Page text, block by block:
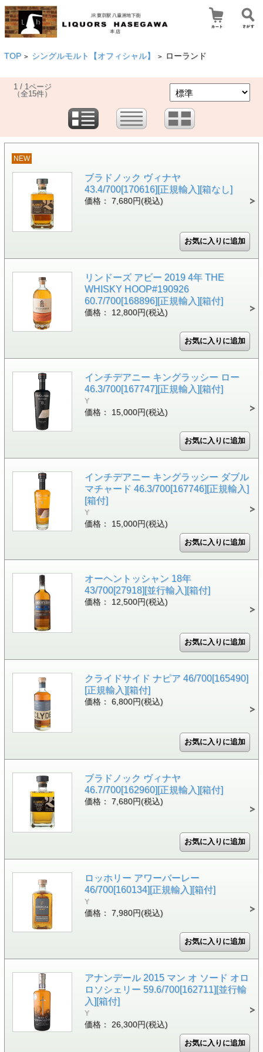
TOP > シングルモルト【オフィシャル】 > ローランド
1 / 1ページ
（全15件）
NEW
ブラドノック ヴィナヤ
43.4/700[170616][正規輸入][箱なし]
価格： 7,680円(税込)
リンドーズ アビー 2019 4年 THE
WHISKY HOOP#190926
60.7/700[168896][正規輸入][箱付]
価格： 12,800円(税込)
インチデアニー キングラッシー ロー
46.3/700[167747][正規輸入][箱付]
Y
価格： 15,000円(税込)
インチデアニー キングラッシー ダブル
マチャード 46.3/700[167746][正規輸入]
[箱付]
Y
価格： 15,000円(税込)
オーヘントッシャン 18年
43/700[27918][並行輸入][箱付]
価格： 12,500円(税込)
クライドサイド ナピア 46/700[165490]
[正規輸入][箱付]
価格： 6,800円(税込)
ブラドノック ヴィナヤ
46.7/700[162960][正規輸入][箱付]
価格： 7,680円(税込)
ロッホリー アワーバーレー
46/700[160134][正規輸入][箱付]
Y
価格： 7,980円(税込)
アナンデール 2015 マン オ ソード オロ
ロソシェリー 59.6/700[162711][並行輸
入][箱付]
Y
価格： 26,300円(税込)